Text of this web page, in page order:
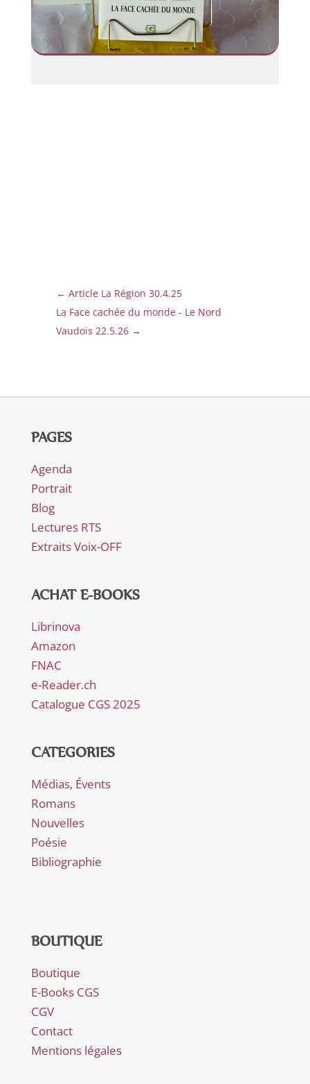
← Article La Région 30.4.25
La Face cachée du monde - Le Nord
Vaudois 22.5.26→
PAGES
Agenda
Portrait
Blog
Lectures RTS
Extraits Voix-OFF
ACHAT E-BOOKS
Librinova
Amazon
FNAC
e-Reader.ch
Catalogue CGS 2025
CATEGORIES
Médias, Évents
Romans
Nouvelles
Poésie
Bibliographie
BOUTIQUE
Boutique
E-Books CGS
CGV
Contact
Mentions légales